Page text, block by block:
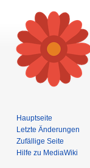
Hauptseite
Letzte Änderungen
Zufällige Seite
Hilfe zu MediaWiki